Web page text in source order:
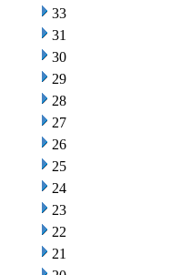
33
31
30
29
28
27
26
25
24
23
22
21